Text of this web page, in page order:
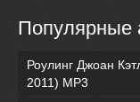
Популярные
Роулинг Джоан
2011) MP3